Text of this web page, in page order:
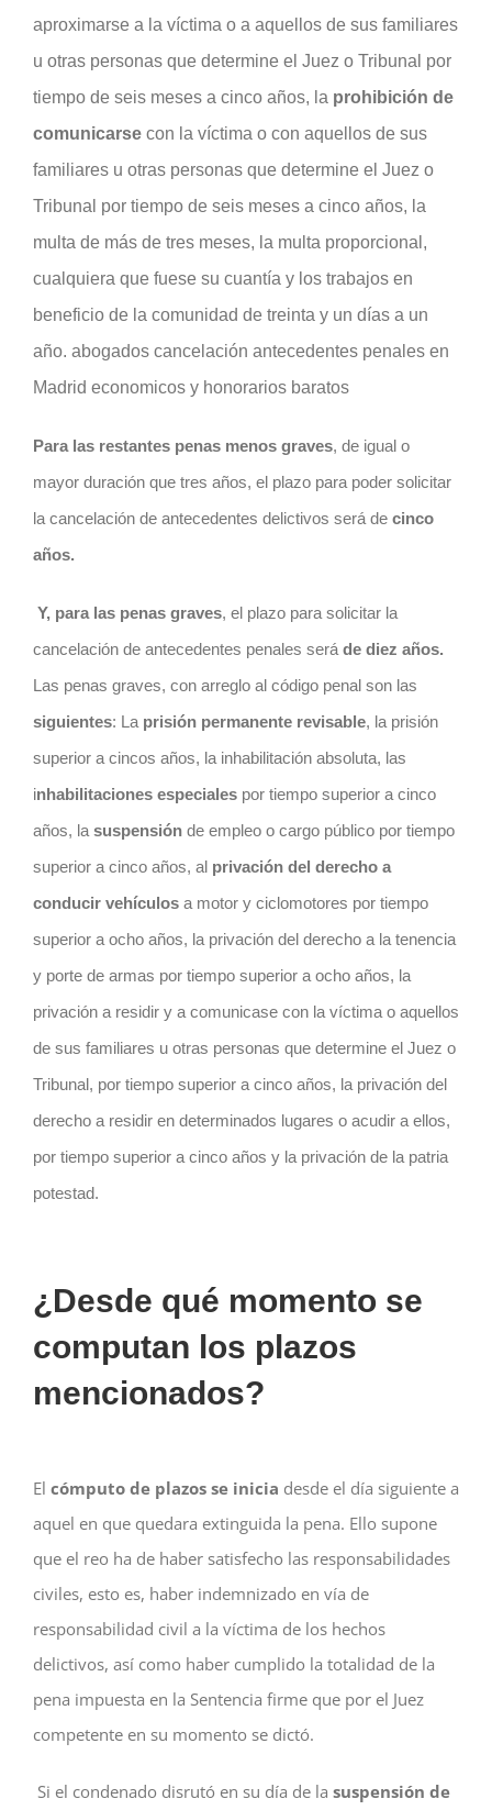
aproximarse a la víctima o a aquellos de sus familiares
u otras personas que determine el Juez o Tribunal por
tiempo de seis meses a cinco años, la prohibición de
comunicarsecon la víctima o con aquellos de sus
familiares u otras personas que determine el Juez o
Tribunal por tiempo de seis meses a cinco años, la
multa de más de tres meses, la multa proporcional,
cualquiera que fuese su cuantía y los trabajos en
beneficio de la comunidad de treinta y un días a un
año. abogados cancelación antecedentes penales en
Madrid economicos y honorarios baratos
Para las restantes penas menos graves, de igual o
mayor duración que tres años, el plazo para poder solicitar
la cancelación de antecedentes delictivos será de cinco
años.
Y, para las penas graves, el plazo para solicitar la
cancelación de antecedentes penales seráde diez años.
Las penas graves, con arreglo al código penal son las
siguientes: La prisión permanente revisable, la prisión
superior a cincos años, la inhabilitación absoluta, las
inhabilitaciones especialespor tiempo superior a cinco
años, lasuspensiónde empleo o cargo público por tiempo
superior a cinco años, al privación del derecho a
conducir vehículosa motor y ciclomotores por tiempo
superior a ocho años, la privación del derecho a la tenencia
y porte de armas por tiempo superior a ocho años, la
privación a residir y a comunicase con la víctima o aquellos
de sus familiares u otras personas que determine el Juez o
Tribunal, por tiempo superior a cinco años, la privación del
derecho a residir en determinados lugares o acudir a ellos,
por tiempo superior a cinco años y la privación de la patria
potestad.
¿Desde qué momento se
computan los plazos
mencionados?
El cómputo de plazos se inicia desde el día siguiente a
aquel en que quedara extinguida la pena. Ello supone
que el reo ha de haber satisfecho las responsabilidades
civiles, esto es, haber indemnizado en vía de
responsabilidad civil a la víctima de los hechos
delictivos, así como haber cumplido la totalidad de la
pena impuesta en la Sentencia firme que por el Juez
competente en su momento se dictó.
Si el condenado disrutó en su día de la suspensión de